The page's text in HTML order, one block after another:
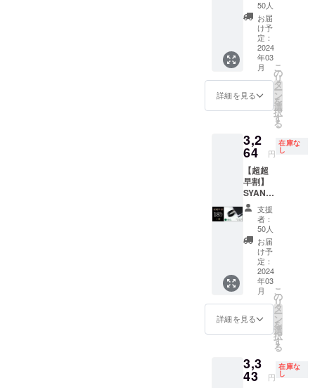
荷時期
が遅れ
る場合
があり
ます。
※デザイ
ン・仕
様は変
更にな
る可能
性もご
ざいま
す。ご
了承く
状況、
使用部
給状
況、製
造工程
上の都
合等に
より出
荷時期
が遅れ
る場合
があり
ます。
V2（赤
） × 1個
※皆様の
ご支援
により
量産効
率が向
上した
が販売
予定価
格より
下がる
可能性
もござ
いま
す。 ※
デザイ
ン・仕
様は変
更にな
る可能
性もご
ざいま
す。ご
了承く
状況、
使用部
）
18％OF
販売価
格：
3,980円
の
【18％
OFF】
⇒
（税・
送料
込）
【内
容】
■SYAN
TOリン
グ リン
V2（黄
） × 1個
※皆様の
ご支援
により
量産効
率が向
上した
が販売
予定価
格より
50人
お届
け予
定：
2024
年03
月
詳細を見る
こ
の
リ
タ
ー
ン
を
選
択
す
る
3,2
64 円
在庫な
し
【超超
早割】
SYANT
O リン
グ
V2（緑
）
18％OF
販売価
格：
3,980円
の
【18％
OFF】
⇒
（税・
送料
込）
支援
者：
50人
お届
け予
定：
2024
年03
月
詳細を見る
こ
の
リ
タ
ー
ン
を
選
択
す
る
3,3
43 円
在庫な
し